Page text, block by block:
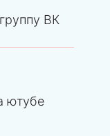
ВК
ютубе